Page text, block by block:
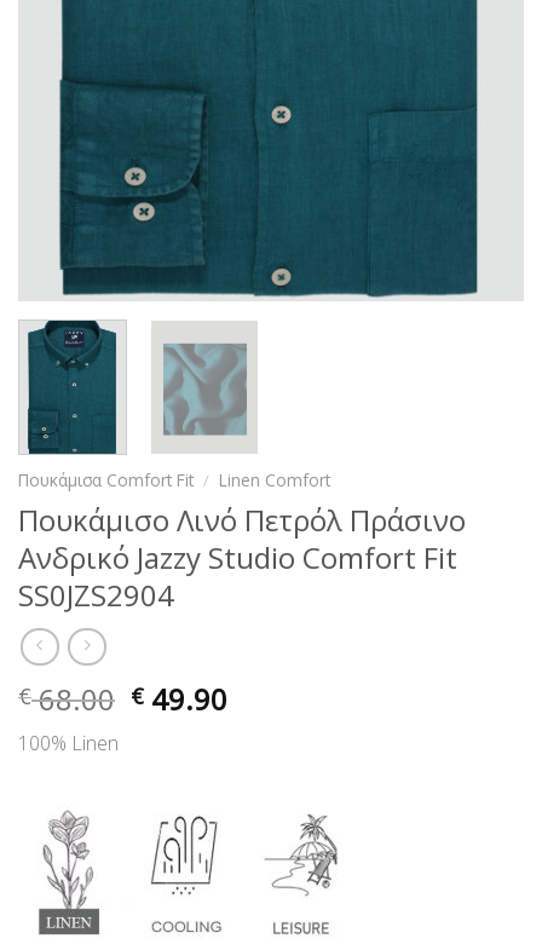
Πουκάμισα Comfort Fit / Linen Comfort
Πουκάμισο Λινό Πετρόλ Πράσινο
Ανδρικό Jazzy Studio Comfort Fit
SS0JZS2904
€68.00 € 49.90
100% Linen